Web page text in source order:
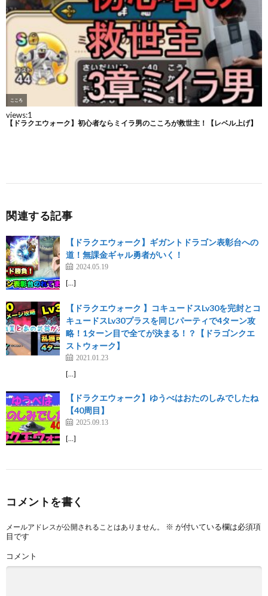
関連する記事
【ドラクエウォーク】ギガントドラゴン表彰台への
道！無課金ギャル勇者がいく！
2024.05.19
[…]
【ドラクエウォーク 】コキュードスLv30を完封とコ
キュードスLv30プラスを同じパーティで4ターン攻
略！1ターン目で全てが決まる！？【ドラゴンクエ
ストウォーク】
2021.01.23
[…]
【ドラクエウォーク】ゆうべはおたのしみでしたね
【40周目】
2025.09.13
[…]
コメントを書く
メールアドレスが公開されることはありません。 ※ が付いている欄は必須項
目です
コメント